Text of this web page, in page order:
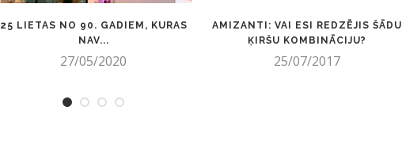
25 LIETAS NO 90. GADIEM, KURAS
NAV...
27/05/2020
AMIZANTI: VAI ESI REDZĒJIS ŠĀDU
ĶIRŠU KOMBINĀCIJU?
25/07/2017